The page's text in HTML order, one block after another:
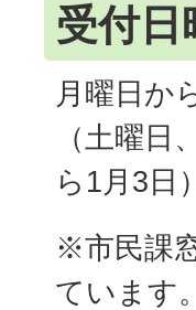
受付日
月曜日か
（土曜
ら1月3日
※市民課
ています。